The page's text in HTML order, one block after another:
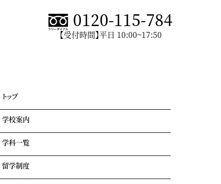
0120-115-784
【受付時間】平日 10:00~17:50
トップ
学校案内
学園情報・教育理念
リアルな実習室
学科一覧
エアライン科
留学制度